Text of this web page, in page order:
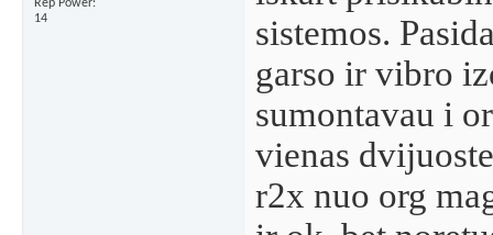
Rep Power
14
sistemos.
garso ir vibro
sumontavau i
vienas
r2x nuo org